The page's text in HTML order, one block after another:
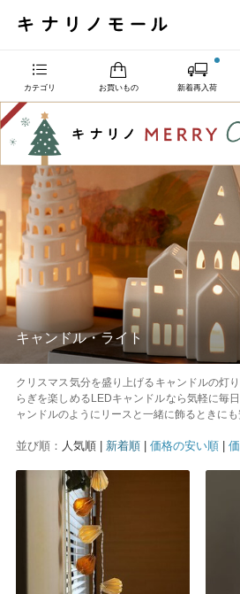
カテゴリ お買いもの 新着再入荷
キャンドル・ライト
クリスマス気分を盛り上げるキャンドルの灯
らぎを楽しめるLEDキャンドルなら気軽に毎
ャンドルのようにリースと一緒に飾るときにも
並び順： 人気順 | 新着順| 価格の安い順|